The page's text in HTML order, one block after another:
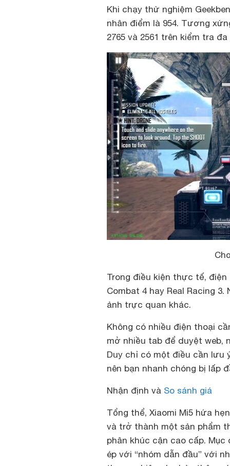
Khi chạy thử nghiệm
nhân điểm là 954. Tương
2765 và 2561 trên kiểm tra
Trong điều kiện thực tế,
Combat 4 hay Real Racing
ảnh trực quan khác.
Không có nhiều điện thoại
mở nhiều tab để duyệt web,
Duy chỉ có một điều cần lưu
nên bạn nhanh chóng bị lấp
Nhận định và So sánh giá
Tổng thể, Xiaomi Mi5 hứa
và trở thành một sản phẩm
phân khúc cận cao cấp.
ép với “nhóm dẫn đầu” với